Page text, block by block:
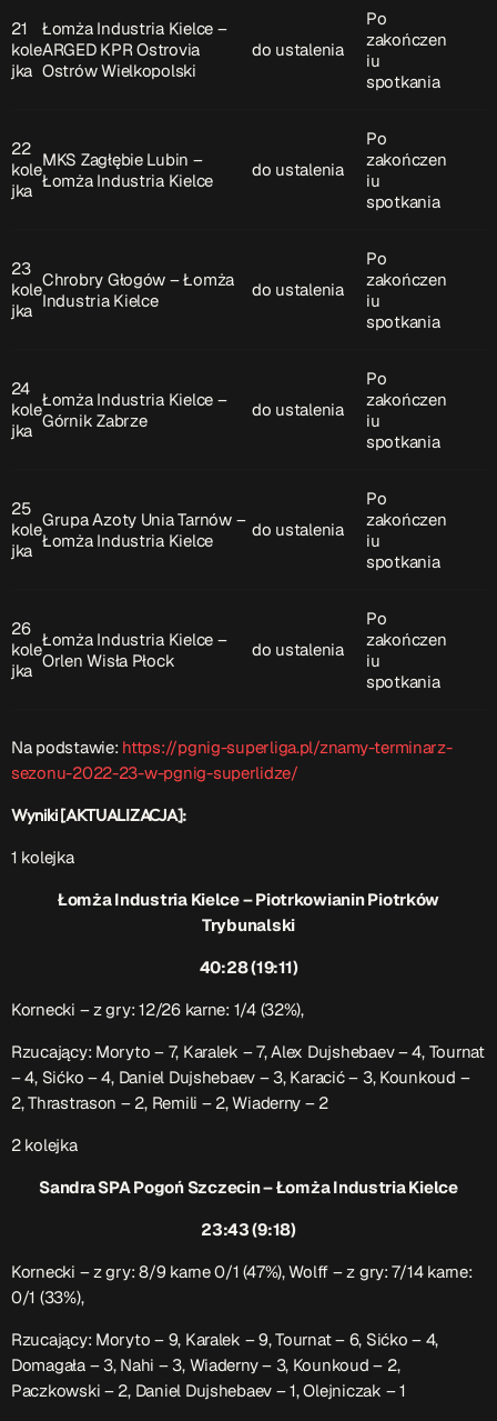
21
kole
jka
Łomża Industria Kielce –
ARGED KPR Ostrovia
Ostrów Wielkopolski
do ustalenia
Po
zakończen
iu
spotkania
22
kole
jka
MKS Zagłębie Lubin –
Łomża Industria Kielce
do ustalenia
Po
zakończen
iu
spotkania
23
kole
jka
Chrobry Głogów – Łomża
Industria Kielce
do ustalenia
Po
zakończen
iu
spotkania
24
kole
jka
Łomża Industria Kielce –
Górnik Zabrze
do ustalenia
Po
zakończen
iu
spotkania
25
kole
jka
Grupa Azoty Unia Tarnów –
Łomża Industria Kielce
do ustalenia
Po
zakończen
iu
spotkania
26
kole
jka
Łomża Industria Kielce –
Orlen Wisła Płock
do ustalenia
Po
zakończen
iu
spotkania
Na podstawie: https://pgnig-superliga.pl/znamy-terminarz-
sezonu-2022-23-w-pgnig-superlidze/
Wyniki [AKTUALIZACJA]:
1 kolejka
Łomża Industria Kielce – Piotrkowianin Piotrków
Trybunalski
40:28 (19:11)
Kornecki – z gry: 12/26 karne: 1/4 (32%),
Rzucający: Moryto – 7, Karalek – 7, Alex Dujshebaev – 4, Tournat
– 4, Sićko – 4, Daniel Dujshebaev – 3, Karacić – 3, Kounkoud –
2, Thrastrason – 2, Remili – 2, Wiaderny – 2
2 kolejka
Sandra SPA Pogoń Szczecin – Łomża Industria Kielce
23:43 (9:18)
Kornecki – z gry: 8/9 karne 0/1 (47%), Wolff – z gry: 7/14 karne:
0/1 (33%),
Rzucający: Moryto – 9, Karalek – 9, Tournat – 6, Sićko – 4,
Domagała – 3, Nahi – 3, Wiaderny – 3, Kounkoud – 2,
Paczkowski – 2, Daniel Dujshebaev – 1, Olejniczak – 1